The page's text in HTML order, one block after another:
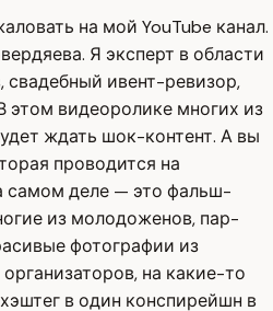
на мой YouTube канал.
Я эксперт в области
свадебный ивент-ревизор,
этом видеоролике многих из
ждать шок-контент. А вы
проводится на
самом деле — это фальш-
из молодоженов, пар-
фотографии из
на какие-то
в один конспирейшн в